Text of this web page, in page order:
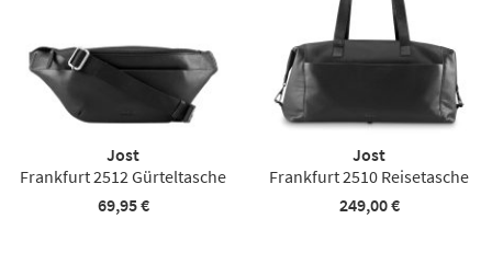
Jost
Frankfurt 2512 Gürteltasche
69,95 €
Jost
Frankfurt 2510 Reisetasche
249,00 €